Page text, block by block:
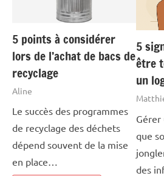
5 points à considérer
lors de l’achat de bacs de
recyclage
Aline
Le succès des programmes
de recyclage des déchets
dépend souvent de la mise
en place…
5
être
un
que
des